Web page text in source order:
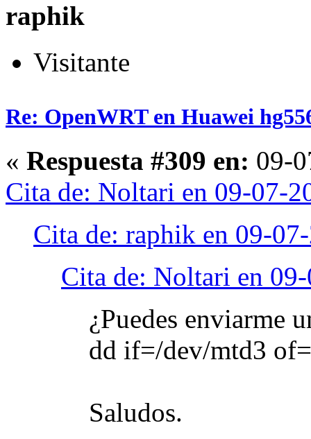
raphik
Visitante
Re: OpenWRT en Huawei
« Respuesta #309 en: 09-
Cita de: Noltari en 09-07-
Cita de: raphik en 09-
Cita de: Noltari en
¿Puedes enviarme
dd if=/dev/mtd3
Saludos.